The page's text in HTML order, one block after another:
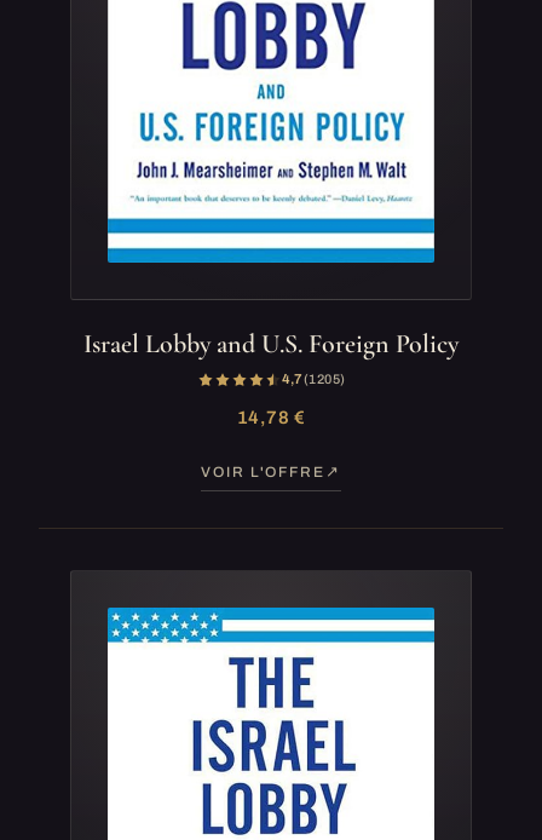
Israel Lobby and U.S. Foreign Policy
4,7(1 205)
14,78 €
VOIR L'OFFRE